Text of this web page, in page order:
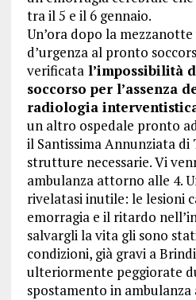
tra il 5 e il 6 gennaio.
Un’ora dopo la
d’urgenza al pronto
verificata l’impossibilità
soccorso per l’assenza
radiologia
un altro ospedale pronto
il Santissima Annunziata
strutture necessarie. Vi
ambulanza attorno alle 4.
rivelatasi inutile: le lesioni
emorragia e il ritardo
salvargli la vita gli sono
condizioni, già gravi a
ulteriormente peggiorate
spostamento in ambulanza